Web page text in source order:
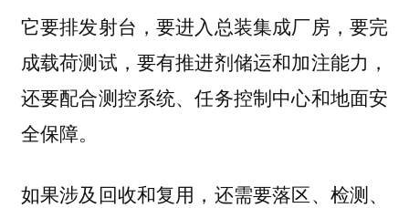
它要排发射台，要进入总装集成厂房，要完
成载荷测试，要有推进剂储运和加注能力，
还要配合测控系统、任务控制中心和地面安
全保障。
如果涉及回收和复用，还需要落区、检测、